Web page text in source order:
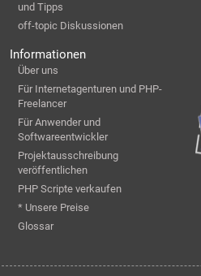
und Tipps
off-topic Diskussionen
Informationen
Über uns
Für Internetagenturen und PHP-
Freelancer
Für Anwender und
Softwareentwickler
Projektausschreibung
veröffentlichen
PHP Scripte verkaufen
* Unsere Preise
Glossar